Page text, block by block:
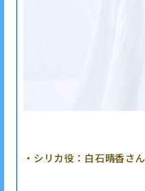
・シリカ役：白石晴香さん